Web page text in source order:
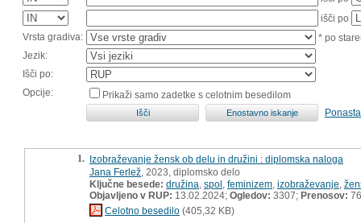
išči po
Vrsta gradiva:
* po
Jezik:
Išči po:
Opcije:
Prikaži samo zadetke s celotnim besedilom
1. Izobraževanje žensk ob delu in družini : diplomska naloga
Jana Ferlež , 2023, diplomsko delo
Ključne besede: družina spol feminizem izobraževanje
Objavljeno v RUP: 13.02.2024; Ogledov: 3307; Prenosov: 76
Celotno besedilo (405,32 KB)